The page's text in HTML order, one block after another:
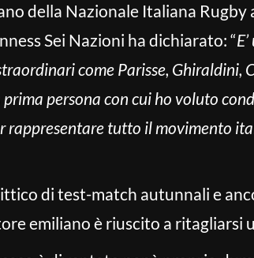
della Nazionale Italiana Rugby
Sei Nazioni ha dichiarato: “
come Parisse, Ghiraldini,
persona con cui ho voluto
rappresentare tutto il movimento
di test-match autunnali e
emiliano è riuscito a ritagliarsi